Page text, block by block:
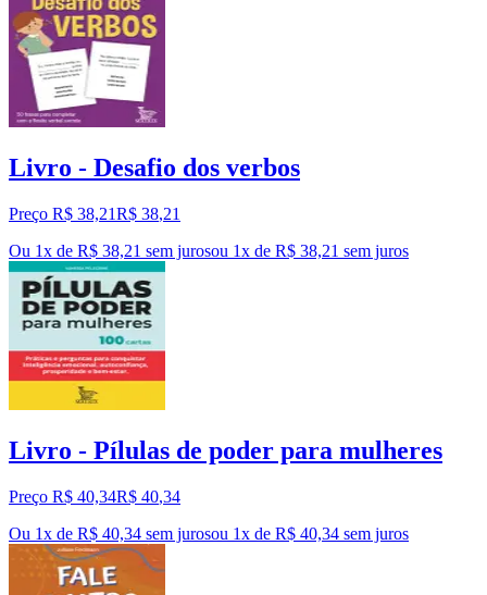
Livro - Desafio dos verbos
Preço R$ 38,21R$ 38,21
Ou 1x de R$ 38,21 sem jurosou 1x de R$ 38,21 sem juros
Livro - Pílulas de poder para mulheres
Preço R$ 40,34R$ 40,34
Ou 1x de R$ 40,34 sem jurosou 1x de R$ 40,34 sem juros